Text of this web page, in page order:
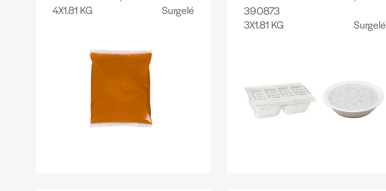
4X1.81 KG Surgelé
390873
3X1.81 KG Surgelé